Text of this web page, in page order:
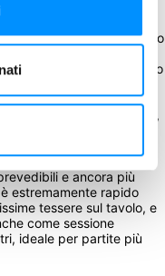
dell'esperienza
per oltre 27 ore di gioco
a lungo
e il combattimento
Saper valutare
per una ritirata
del gruppo. Inoltre,
della villa si
incontri e della
carte inedite e
e ancora più
estremamente rapido
tessere sul tavolo, e
come sessione
ideale per partite più